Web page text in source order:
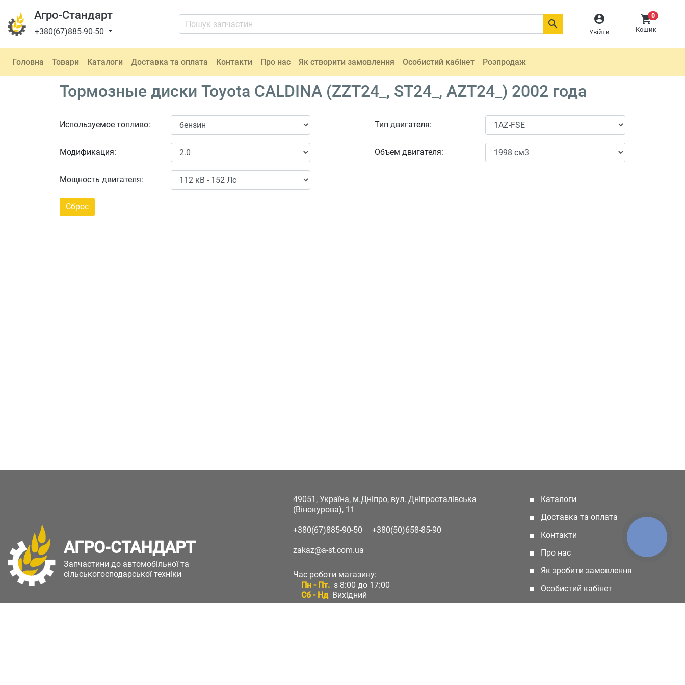
Агро-Стандарт
+380(67)885-90-50

Увійти
0
Кошик

Головна Товари Каталоги Доставка та оплата Контакти Про нас Як створити замовлення Особистий кабінет Розпродаж
Тормозные диски Toyota CALDINA (ZZT24_, ST24_, AZT24_) 2002 года
Используемое топливо:
Модификация:
Мощность двигателя:
Тип двигателя:
Объем двигателя:
АГРО-СТАНДАРТ
Запчастини до автомобільної та
сільськогосподарської техніки
49051, Україна, м.Дніпро, вул. Дніпросталівська
(Вінокурова), 11
+380(67)885-90-50 +380(50)658-85-90
zakaz@a-st.com.ua
Час роботи магазину:
Пн - Пт. з 8:00 до 17:00
Сб - Нд Вихідний
Каталоги
Доставка та оплата
Контакти
Про нас
Як зробити замовлення
Особистий кабінет